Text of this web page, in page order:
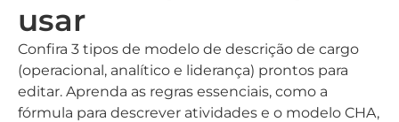
usar
Confira 3 tipos de modelo de descrição de cargo
(operacional, analítico e liderança) prontos para
editar. Aprenda as regras essenciais, como a
fórmula para descrever atividades e o modelo CHA,